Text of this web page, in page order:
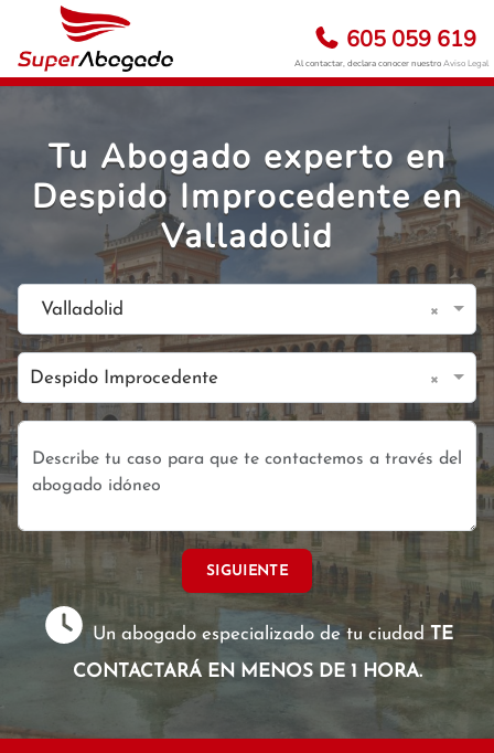
605 059 619
Al contactar, declara conocer nuestroAviso Legal
Tu Abogado experto en
Despido Improcedente en
Valladolid
Valladolid ×
Despido Improcedente ×
SIGUIENTE
Un abogado especializado de tu ciudadTE
CONTACTARÁ EN MENOS DE 1 HORA.